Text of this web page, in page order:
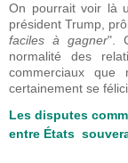
On pourrait voir là
président Trump,
faciles à gagner".
normalité des
commerciaux
certainement se
Les disputes
entre États